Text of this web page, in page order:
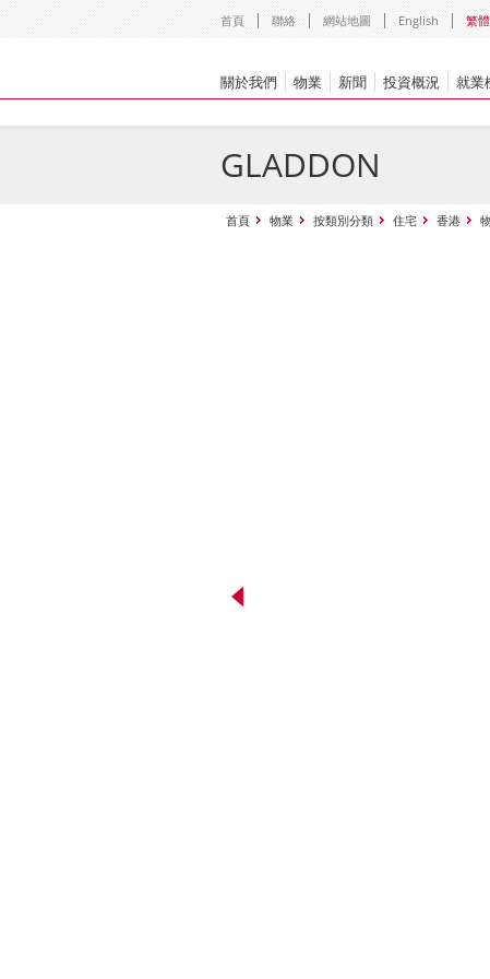
首頁 聯絡 網站地圖 English 繁
關於我們 物業 新聞 投資概況 就業
GLADDON
首頁 物業 按類別分類 住宅 香港